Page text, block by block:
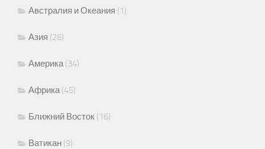
Австралия и Океания (1)
Азия (26)
Америка(34)
Африка(45)
Ближний Восток (16)
Ватикан (9)